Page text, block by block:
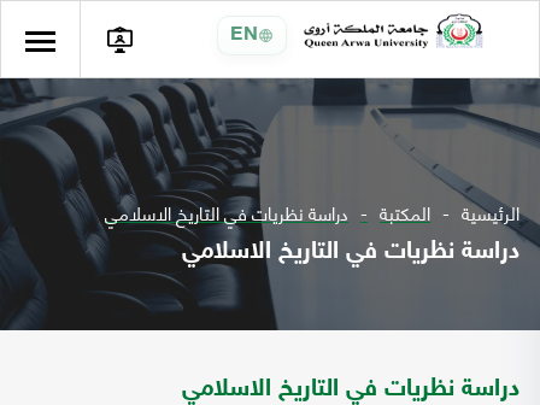
EN
الرئيسية المكتبة دراسة نظريات في التاريخ الاسلامي
دراسة نظريات في التاريخ الاسلامي
دراسة نظريات في التاريخ الاسلامي